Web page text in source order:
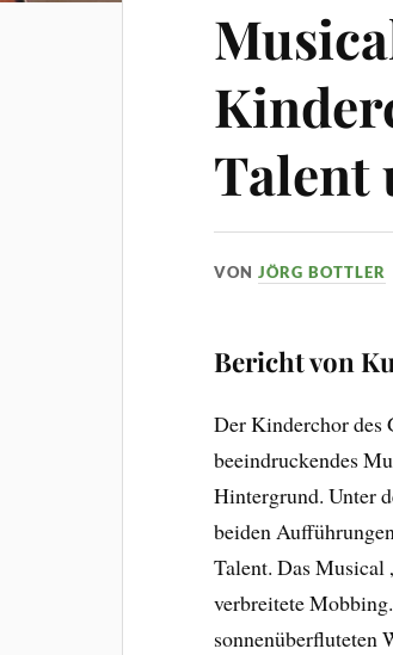
Talent
VONJÖRG BOTTLER
Bericht von
Der Kinderchor des
beeindruckendes
Hintergrund. Unter
beiden
Talent. Das Musical
verbreitete
sonnenüberfluteten